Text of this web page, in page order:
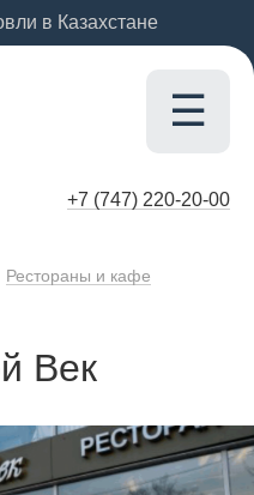
в Казахстане
☰
+7 (747) 220-20-00
Рестораны и кафе
Век